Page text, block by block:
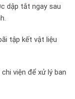
dập tắt ngay sau
tập kết vật liệu
viện để xử lý ban